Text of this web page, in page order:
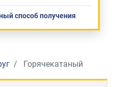
способ получения
Горячекатаный